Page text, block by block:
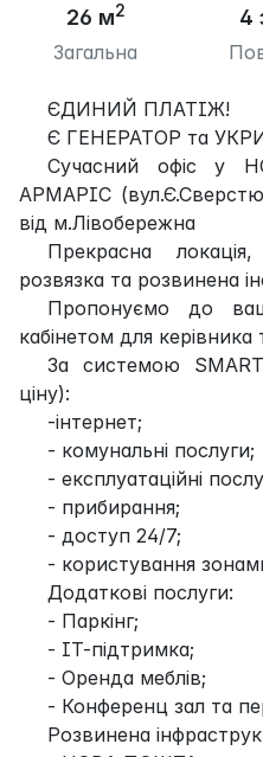
26 м2
Загальна
4
ЄДИНИЙ ПЛАТІЖ!
Є ГЕНЕРАТОР та
Сучасний офіс у
АРМАРІС
від м.Лівобережна
Прекрасна
розвязка та розвинена
Пропонуємо до
кабінетом для
За системою
ціну):
-інтернет;
- комунальні послуги;
- експлуатаційні
- прибирання;
- доступ 24/7;
- користування
Додаткові послуги:
- Паркінг;
- ІТ-підтримка;
- Оренда меблів;
- Конференц зал та
Розвинена